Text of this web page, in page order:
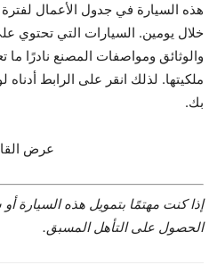
هذه السيارة في جدول الأعمال
خلال يومين. السيارات التي تحتوي
والوثائق ومواصفات المصنع نادرًا ما
ملكيتها. لذلك انقر على الرابط
بك.
عرض
إذا كنت مهتمًا بتمويل هذه السيارة
الحصول على التأهل المسبق.